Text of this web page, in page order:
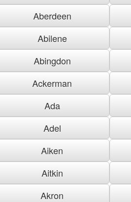
Aberdeen
Abilene
Abingdon
Ackerman
Ada
Adel
Aiken
Aitkin
Akron